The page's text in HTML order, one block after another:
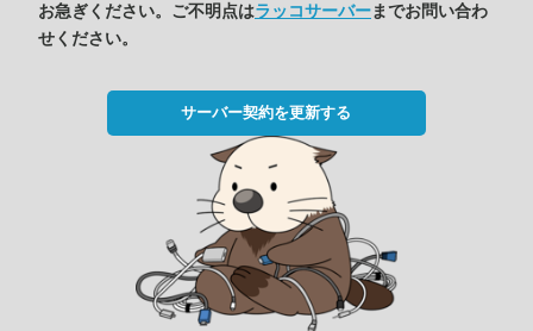
お急ぎください。ご不明点はラッコサーバーまでお問い合わ
せください。
サーバー契約を更新する